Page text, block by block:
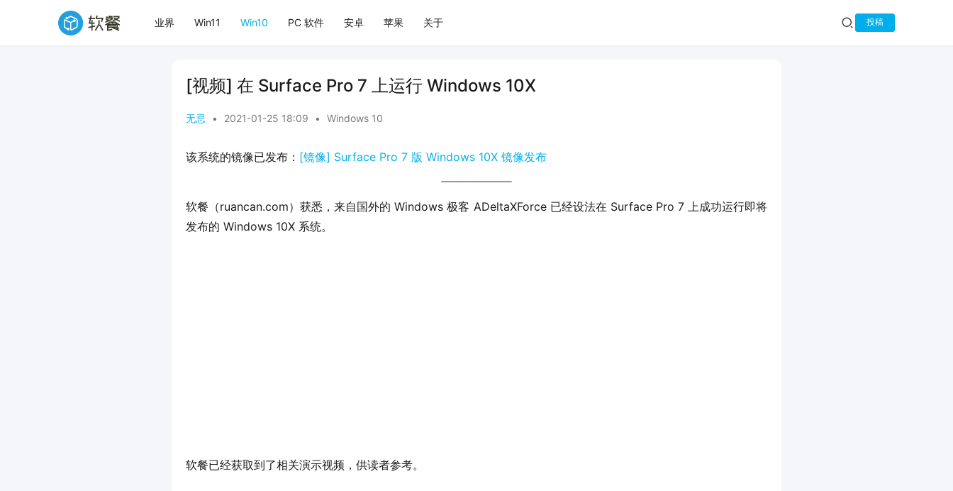
业界 Win11 Win10 PC 软件 安卓 苹果 关于 投稿
[视频] 在 Surface Pro 7 上运行 Windows 10X
无忌 • 2021-01-25 18:09 • Windows 10
该系统的镜像已发布： [镜像] Surface Pro 7 版 Windows 10X 镜像发布
软餐（ruancan.com）获悉，来自国外的 Windows 极客 ADeltaXForce 已经设法在 Surface Pro 7 上成功运行即将
发布的 Windows 10X 系统。
软餐已经获取到了相关演示视频，供读者参考。